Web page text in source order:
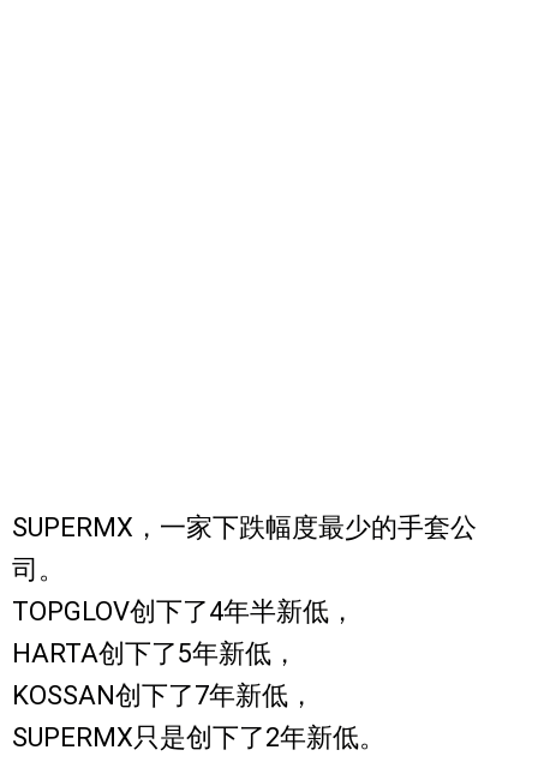
SUPERMX，一家下跌幅度最少的手套公
司。
TOPGLOV创下了4年半新低，
HARTA创下了5年新低，
KOSSAN创下了7年新低，
SUPERMX只是创下了2年新低。